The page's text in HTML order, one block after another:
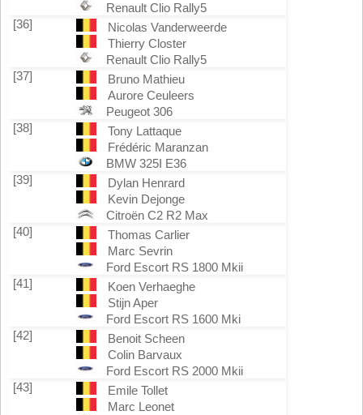
Renault Clio Rally5
[36]
Nicolas Vanderweerde
Thierry Closter
Renault Clio Rally5
[37]
Bruno Mathieu
Aurore Ceuleers
Peugeot 306
[38]
Tony Lattaque
Frédéric Maranzan
BMW 325I E36
[39]
Dylan Henrard
Kevin Dejonge
Citroën C2 R2 Max
[40]
Thomas Carlier
Marc Sevrin
Ford Escort RS 1800 Mkii
[41]
Koen Verhaeghe
Stijn Aper
Ford Escort RS 1600 Mki
[42]
Benoit Scheen
Colin Barvaux
Ford Escort RS 2000 Mkii
[43]
Emile Tollet
Marc Leonet